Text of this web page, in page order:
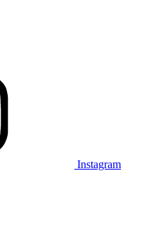
Instagram